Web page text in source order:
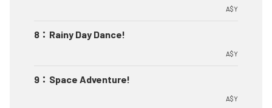
A$Y
8 ： Rainy Day Dance!
A$Y
9 ： Space Adventure!
A$Y